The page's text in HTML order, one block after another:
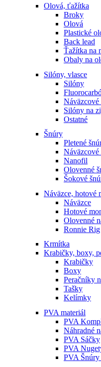
Olová, ťažítka
Broky
Olová
Plastické
Back lead
Ťažítka na
Obaly na
Silóny, vlasce
Silóny
Silóny na
Ostatné
Šnúry
Pletené
Náväzcové
Nanofil
Olovenné
Šokové
Náväzce, hotové
Náväzce
Hotové
Olovenné
Ronnie Rig
Krmítka
Krabičky, boxy,
Krabičky
Boxy
Peračníky
Tašky
Kelímky
PVA materiál
PVA
Náhradné
PVA Sáčky
PVA
PVA Šnúry